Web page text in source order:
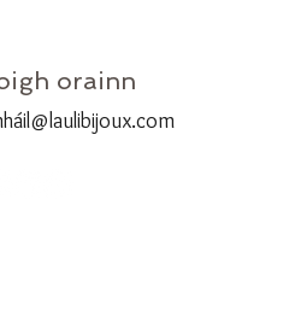
orainn
il@laulibijoux.com